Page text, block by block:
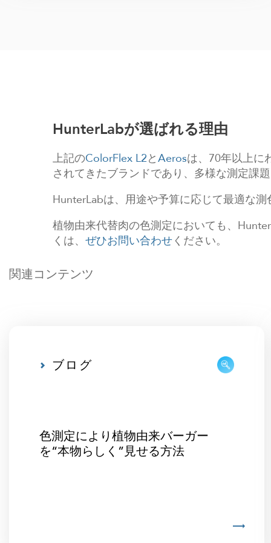
HunterLabが選ばれる理由
上記のColorFlex L2とAerosは、70年以上に
されてきたブランドであり、多様な測定課
HunterLabは、用途や予算に応じて最適な
植物由来代替肉の色測定においても、
くは、 ぜひお問い合わせください。
関連コンテンツ
ブログ
色測定により植物由来バーガー
を“本物らしく”見せる方法